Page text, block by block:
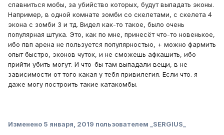
спавниться мобы, за убийство которых, будут выпадать эконы.
Например, в одной комнате зомби со скелетами, с скелета 4
экона с зомби 3 и тд. Видел как-то такое, было очень
популярная штука. Это, как по мне, принесёт что-то новенькое,
ибо пвп арена не пользуется популярностью, + можно фармить
опыт быстро, эконов чуток, и не сможешь афкашить, ибо
прийти убить могут. И что-бы там выпадали вещи, в не
зависимости от того какая у тебя привилегия. Если что. я
даже могу построить такие катакомбы.
Изменено 5 января, 2019 пользователем _SERGIUS_